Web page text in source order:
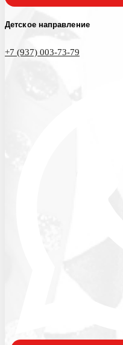
Детское направление
+7 (937) 003-73-79